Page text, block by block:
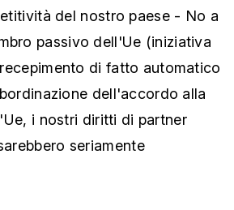
del nostro paese - No a
passivo dell'Ue (iniziativa
di fatto automatico
dell'accordo alla
i nostri diritti di partner
seriamente